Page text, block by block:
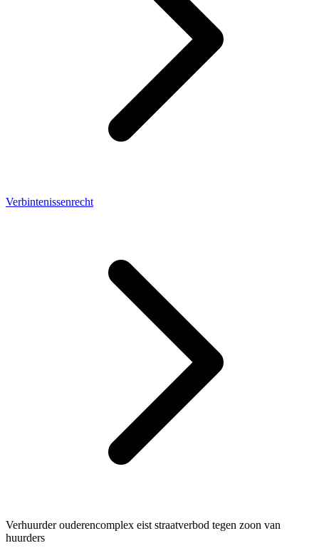
Verbintenissenrecht
Verhuurder ouderencomplex eist straatverbod tegen zoon van
huurders